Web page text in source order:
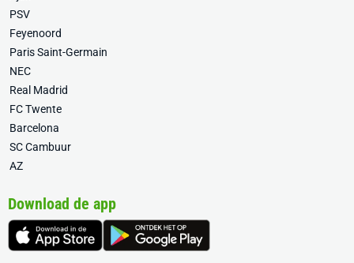
PSV
Feyenoord
Paris Saint-Germain
NEC
Real Madrid
FC Twente
Barcelona
SC Cambuur
AZ
Download de app